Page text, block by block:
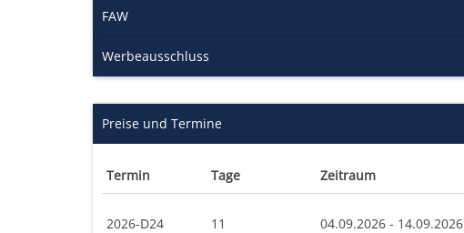
FAW
Werbeausschluss
Preise und Termine
Termin Tage Zeitraum
2026-D24 11 04.09.2026 - 14.09.2026